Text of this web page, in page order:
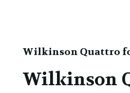
Wilkinson Quattro
Wilkinson